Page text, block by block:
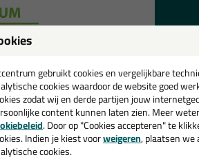
A205
je kit in een specifieke kleur? Gevonden!
voor verschillende toepassingen.
kleur zoekt met gegarandeerd
nog! Op voorraad en op werkdagen
gebruikt cookies en vergelijkbare
cookies waardoor de website goed
zodat wij en derde partijen jouw
content kunnen laten zien. Meer
. Door op "Cookies accepteren" te
Indien je kiest voorweigeren, plaatsen we
cookies.
💚
en ontvang een
€35,-bij je eerste bestelling!